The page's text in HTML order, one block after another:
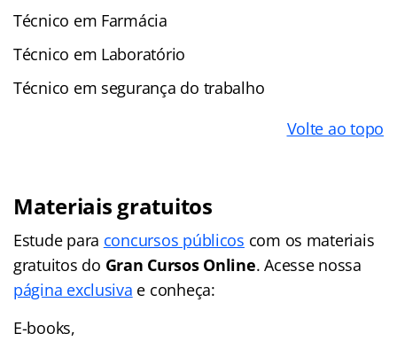
Técnico em Farmácia
Técnico em Laboratório
Técnico em segurança do trabalho
Volte ao topo
Materiais gratuitos
Estude para concursos públicos com os materiais
gratuitos do Gran Cursos Online. Acesse nossa
página exclusiva e conheça:
E-books,